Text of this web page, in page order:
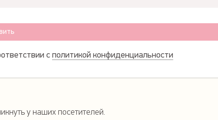
с политикой конфиденциальности
у наших посетителей.